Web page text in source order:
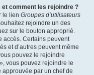
comment les rejoindre ?
le lien Groupes d’utilisateurs
rejoindre un des
sur le bouton approprié.
accès. Certains peuvent
et d’autres peuvent même
pouvez le rejoindre
vous pouvez rejoindre le
approuvée par un chef de